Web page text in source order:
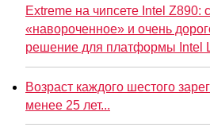
Extreme на чипсете Intel Z890:
«навороченное» и очень
решение для платформы Intel
Возраст каждого шестого
менее 25 лет...